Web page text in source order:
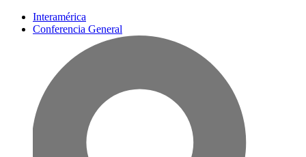
Interamérica
Conferencia General